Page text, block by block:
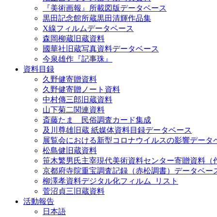
『美術画報』所載図版データベース
黒田記念館所蔵黒田清輝作品集
X線フィルムデータベース
森岡柳蔵旧蔵資料
國華社旧蔵写真資料データベース
今泉雄作『記事珠』
資料目録
久野健寄贈資料
久野健寄贈ノート資料
中村傳三郎旧蔵資料
山下菊二関連資料
斎藤たま 民俗調査カード集成
及川尊雄旧蔵 紙媒体資料目録データベース
展覧会における新型コロナウイルスの影響データ
松島健旧蔵資料
笹木繁男氏主宰現代美術資料センター寄贈資料（
京都府寺院重宝調査記録（赤松調書）データベー
柳澤孝資料デジタル化フィルム_リスト
菅沼貞三旧蔵資料
活動報告
日本語